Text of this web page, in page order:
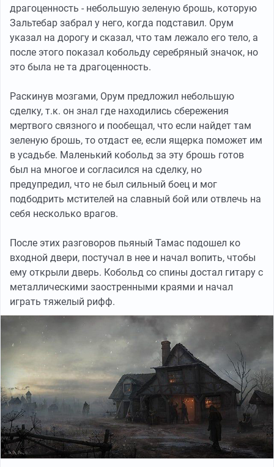
драгоценность - небольшую зеленую брошь, которую
Зальтебар забрал у него, когда подставил. Орум
указал на дорогу и сказал, что там лежало его тело, а
после этого показал кобольду серебряный значок, но
это была не та драгоценность.
Раскинув мозгами, Орум предложил небольшую
сделку, т.к. он знал где находились сбережения
мертвого связного и пообещал, что если найдет там
зеленую брошь, то отдаст ее, если ящерка поможет им
в усадьбе. Маленький кобольд за эту брошь готов
был на многое и согласился на сделку, но
предупредил, что не был сильный боец и мог
подбодрить мстителей на славный бой или отвлечь на
себя несколько врагов.
После этих разговоров пьяный Тамас подошел ко
входной двери, постучал в нее и начал вопить, чтобы
ему открыли дверь. Кобольд со спины достал гитару с
металлическими заостренными краями и начал
играть тяжелый рифф.